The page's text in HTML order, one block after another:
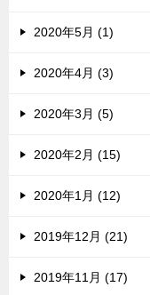
2020年5月 (1)
2020年4月 (3)
2020年3月 (5)
2020年2月 (15)
2020年1月 (12)
2019年12月 (21)
2019年11月 (17)